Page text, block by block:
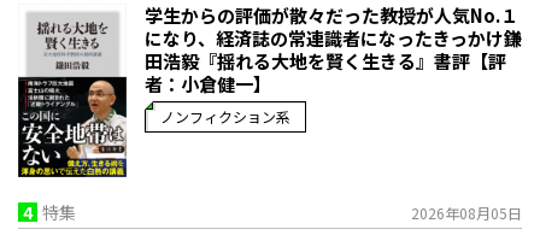
学生からの評価が散々だった教授が人気No.１
になり、経済誌の常連識者になったきっかけ――鎌
田浩毅『揺れる大地を賢く生きる』書評【評
者：小倉健一】
ノンフィクション系
4 特集 2026年08月05日